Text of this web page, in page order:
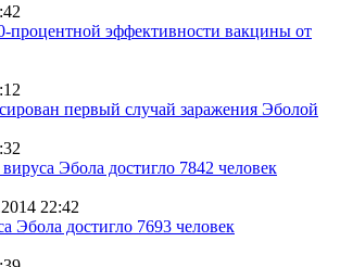
процентной эффективности вакцины от
первый случай заражения Эболой
Эбола достигло 7842 человек
22:42
Эбола достигло 7693 человек